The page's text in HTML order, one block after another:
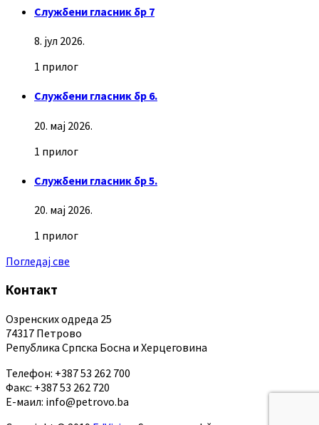
Службени гласник бр 7
8. јул 2026.
1 прилог
Службени гласник бр 6.
20. мај 2026.
1 прилог
Службени гласник бр 5.
20. мај 2026.
1 прилог
Погледај све
Контакт
Озренских одреда 25
74317 Петрово
Република Српска Босна и Херцеговина
Телефон: +387 53 262 700
Факс: +387 53 262 720
Е-маил: info@petrovo.ba